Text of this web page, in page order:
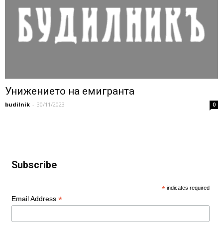
Унижението на емигранта
budilnik - 30/11/2023 0
Subscribe
* indicates required
Email Address *